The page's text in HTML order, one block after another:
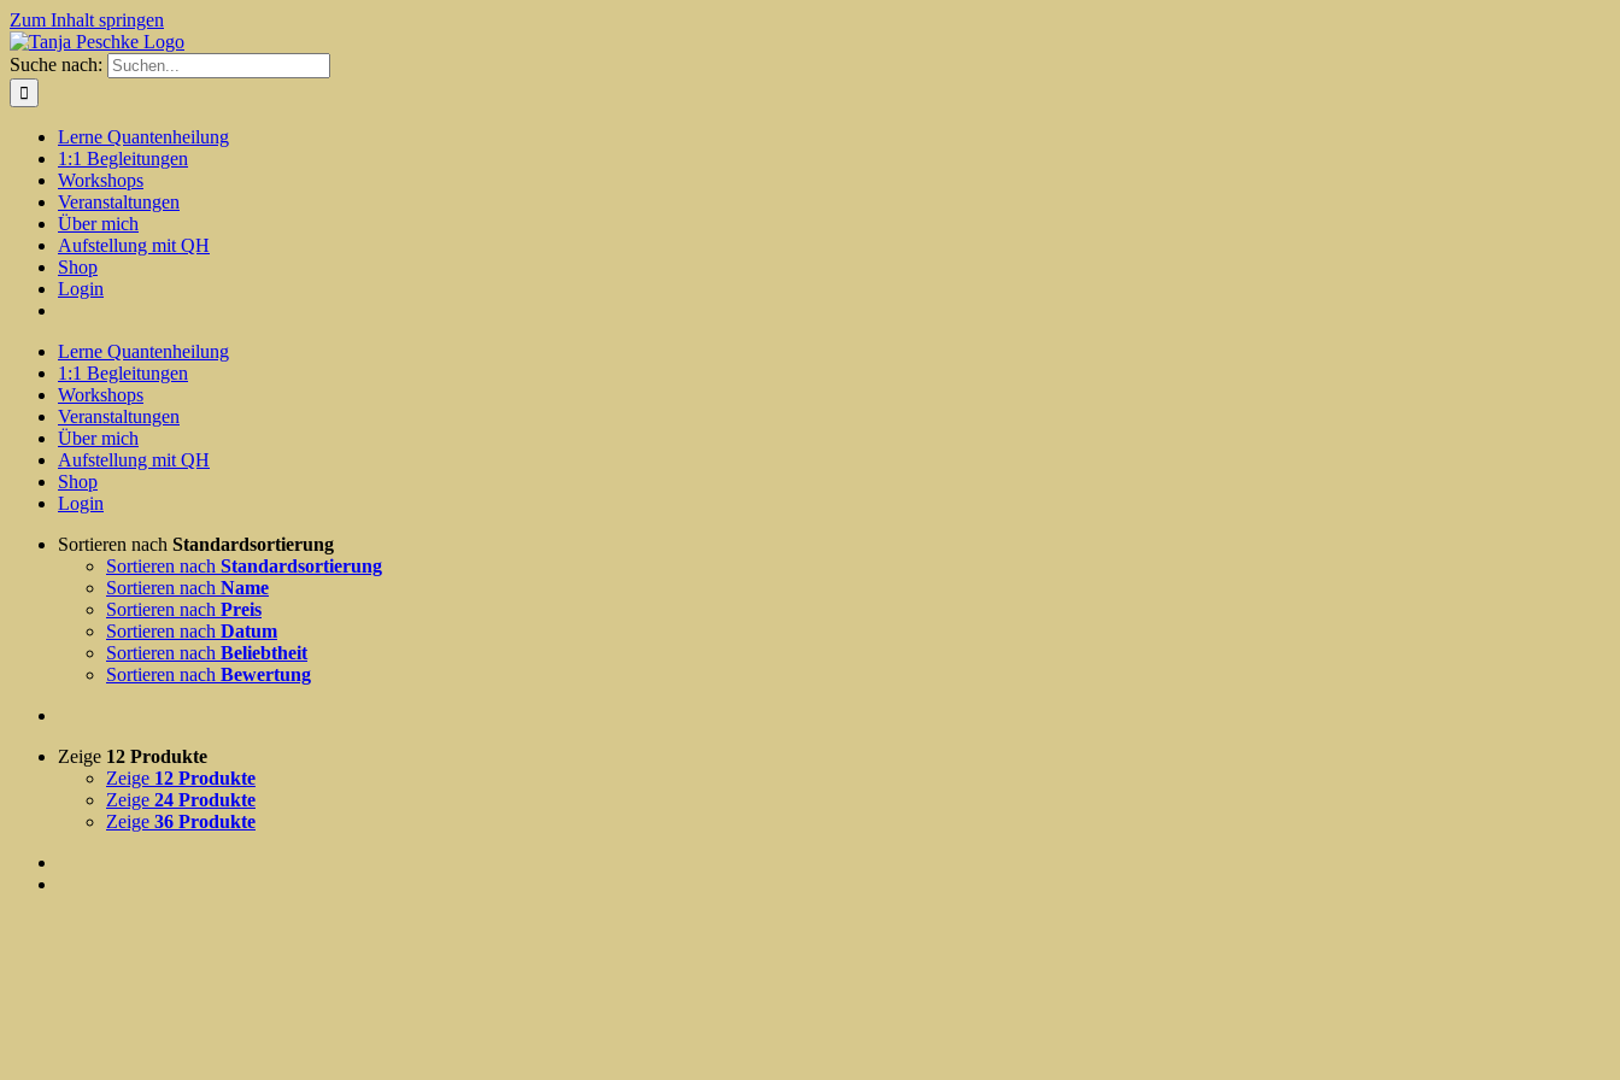
Zum Inhalt springen
Suche nach:
Lerne Quantenheilung
1:1 Begleitungen
Workshops
Veranstaltungen
Über mich
Aufstellung mit QH
Shop
Login
Lerne Quantenheilung
1:1 Begleitungen
Workshops
Veranstaltungen
Über mich
Aufstellung mit QH
Shop
Login
Sortieren nach Standardsortierung
Sortieren nach Standardsortierung
Sortieren nach Name
Sortieren nach Preis
Sortieren nach Datum
Sortieren nach Beliebtheit
Sortieren nach Bewertung
Zeige 12 Produkte
Zeige 12 Produkte
Zeige 24 Produkte
Zeige 36 Produkte